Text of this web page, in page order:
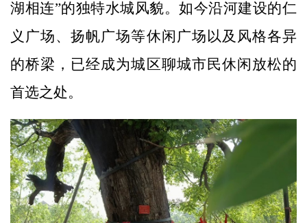
湖相连”的独特水城风貌。如今沿河建设的仁
义广场、扬帆广场等休闲广场以及风格各异
的桥梁，已经成为城区聊城市民休闲放松的
首选之处。